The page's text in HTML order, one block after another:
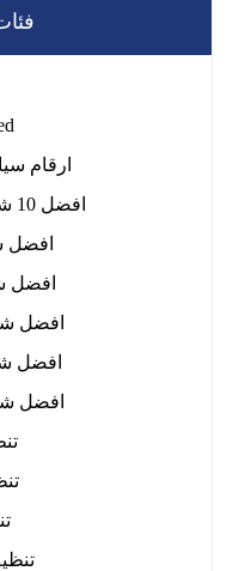
ارقام
افضل 10 شركات تنظيف المنازل
افضل
افضل
افضل
افضل
افضل